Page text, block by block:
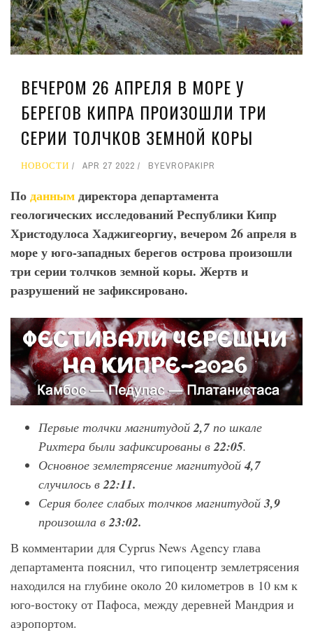
ВЕЧЕРОМ 26 АПРЕЛЯ В МОРЕ У
БЕРЕГОВ КИПРА ПРОИЗОШЛИ ТРИ
СЕРИИ ТОЛЧКОВ ЗЕМНОЙ КОРЫ
НОВОСТИ APR 27 2022 BYEVROPAKIPR
Поданнымдиректора департамента
геологических исследований Республики Кипр
Христодулоса Хаджигеоргиу, вечером 26 апреля в
море у юго-западных берегов острова произошли
три серии толчков земной коры. Жертв и
разрушений не зафиксировано.
Первые толчки магнитудой2,7по шкале
Рихтера были зафиксированы в22:05.
Основное землетрясение магнитудой4,7
случилось в22:11.
Серия более слабых толчков магнитудой3,9
произошла в23:02.
В комментарии для Cyprus News Agency глава
департамента пояснил, что гипоцентр землетрясения
находился на глубине около 20 километров в 10 км к
юго-востоку от Пафоса, между деревней Мандрия и
аэропортом.